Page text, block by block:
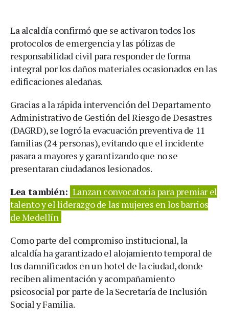
La alcaldía confirmó que se activaron todos los
protocolos de emergencia y las pólizas de
responsabilidad civil para responder de forma
integral por los daños materiales ocasionados en las
edificaciones aledañas.
Gracias a la rápida intervención del Departamento
Administrativo de Gestión del Riesgo de Desastres
(DAGRD), se logró la evacuación preventiva de 11
familias (24 personas), evitando que el incidente
pasara a mayores y garantizando que no se
presentaran ciudadanos lesionados.
Lea también: Lanzan convocatoria para premiar el
talento y el liderazgo de las mujeres en los barrios
de Medellín
Como parte del compromiso institucional, la
alcaldía ha garantizado el alojamiento temporal de
los damnificados en un hotel de la ciudad, donde
reciben alimentación y acompañamiento
psicosocial por parte de la Secretaría de Inclusión
Social y Familia.